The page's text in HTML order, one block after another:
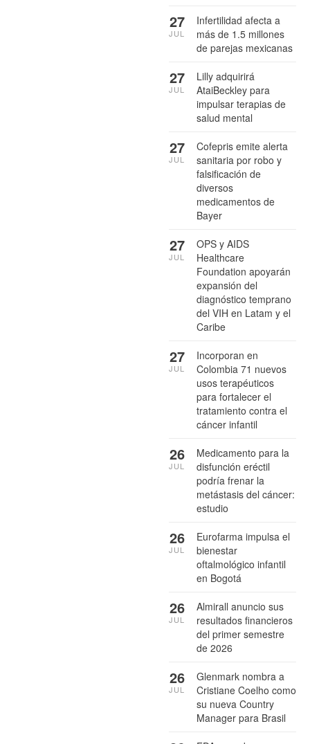
Infertilidad afecta a
más de 1.5 millones
de parejas mexicanas
27
JUL
Lilly adquirirá
AtaiBeckley para
impulsar terapias de
salud mental
27
JUL
Cofepris emite alerta
sanitaria por robo y
falsificación de
diversos
medicamentos de
Bayer
27
JUL
OPS y AIDS
Healthcare
Foundation apoyarán
expansión del
diagnóstico temprano
del VIH en Latam y el
Caribe
27
JUL
Incorporan en
Colombia 71 nuevos
usos terapéuticos
para fortalecer el
tratamiento contra el
cáncer infantil
27
JUL
Medicamento para la
disfunción eréctil
podría frenar la
metástasis del cáncer:
estudio
26
JUL
Eurofarma impulsa el
bienestar
oftalmológico infantil
en Bogotá
26
JUL
Almirall anuncio sus
resultados financieros
del primer semestre
de 2026
26
JUL
Glenmark nombra a
Cristiane Coelho como
su nueva Country
Manager para Brasil
26
JUL